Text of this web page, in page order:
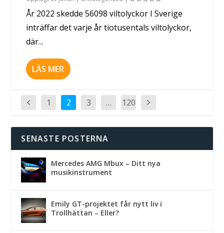
År 2022 skedde 56098 viltolyckor I Sverige
inträffar det varje år tiotusentals viltolyckor,
där...
LÄS MER
1 2 3 … 120
SENASTE POSTERNA
Mercedes AMG Mbux – Ditt nya
musikinstrument
Emily GT-projektet får nytt liv i
Trollhättan – Eller?